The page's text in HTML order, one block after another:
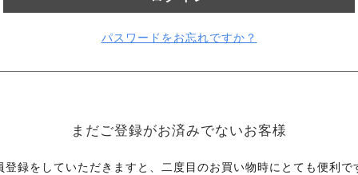
パスワードをお忘れですか？
まだご登録がお済みでないお客様
登録をしていただきますと、二度目のお買い物時にとても便利で